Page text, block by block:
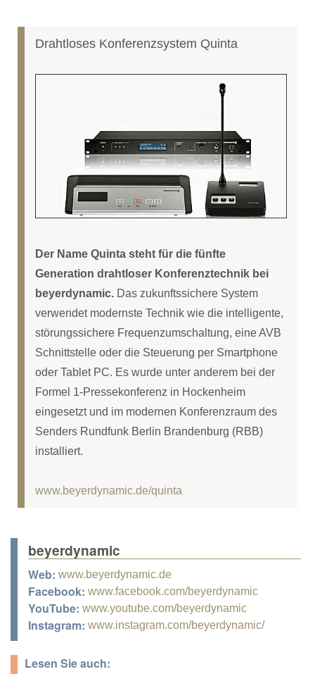
Drahtloses Konferenzsystem Quinta
Der Name Quinta steht für die fünfte
Generation drahtloser Konferenztechnik bei
beyerdynamic. Das zukunftssichere System
verwendet modernste Technik wie die intelligente,
störungssichere Frequenzumschaltung, eine AVB
Schnittstelle oder die Steuerung per Smartphone
oder Tablet PC. Es wurde unter anderem bei der
Formel 1-Pressekonferenz in Hockenheim
eingesetzt und im modernen Konferenzraum des
Senders Rundfunk Berlin Brandenburg (RBB)
installiert.
www.beyerdynamic.de/quinta
beyerdynamic
Web: www.beyerdynamic.de
Facebook: www.facebook.com/beyerdynamic
YouTube: www.youtube.com/beyerdynamic
Instagram: www.instagram.com/beyerdynamic/
Lesen Sie auch: